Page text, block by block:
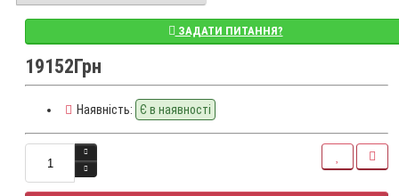
ЗАДАТИ ПИТАННЯ?
19152Грн
Наявність: Є в наявності